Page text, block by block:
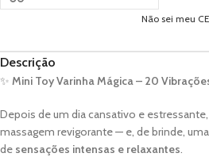
Não sei meu
Descrição
✨ Mini Toy Varinha Mágica – 20
Depois de um dia cansativo e
massagem revigorante — e, de brinde, uma
de sensações intensas e relaxantes